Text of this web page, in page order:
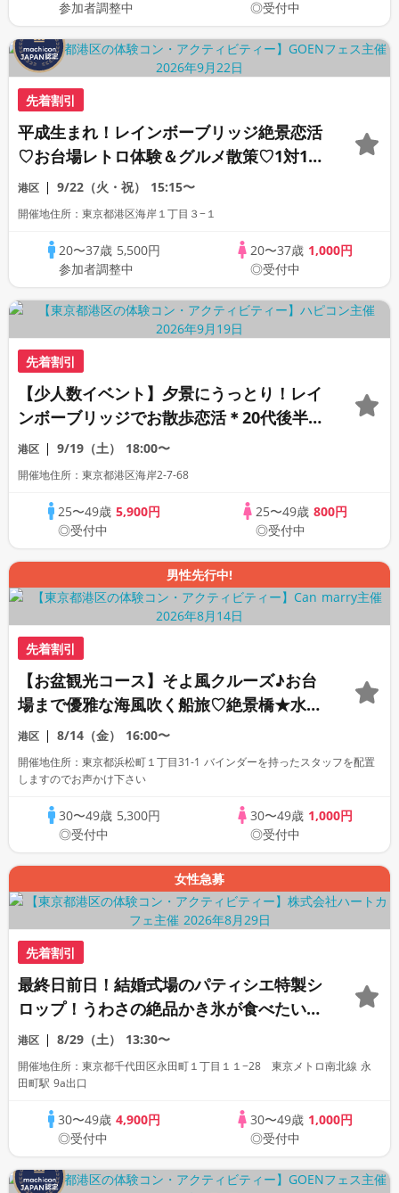
参加者調整中 ◎受付中
先着割引
平成生まれ！レインボーブリッジ絶景恋活
♡お台場レトロ体験＆グルメ散策♡1対1男
女ペアトーク付き★水上バス編※乗船料別
途必要
港区 9/22（火・祝） 15:15〜
開催地住所：東京都港区海岸１丁目３−１
20〜37歳 5,500円
参加者調整中
20〜37歳 1,000円
◎受付中
先着割引
【少人数イベント】夕景にうっとり！レイ
ンボーブリッジでお散歩恋活＊20代後半〜
40代後半＊
港区 9/19（土） 18:00〜
開催地住所：東京都港区海岸2-7-68
25〜49歳5,900円
◎受付中
25〜49歳 800円
◎受付中
男性先行中!
先着割引
【お盆観光コース】そよ風クルーズ♪お台
場まで優雅な海風吹く船旅♡絶景橋★水上
バスクルーズ！絶景水辺のおさんぽ優雅お
さんぽコン♪
港区 8/14（金） 16:00〜
開催地住所：東京都浜松町１丁目31-1 バインダーを持ったスタッフを配置
しますのでお声かけ下さい
30〜49歳 5,300円
◎受付中
30〜49歳 1,000円
◎受付中
女性急募
先着割引
最終日前日！結婚式場のパティシエ特製シ
ロップ！うわさの絶品かき氷が食べたい♡
風鈴回廊と夏の神社巡りコン♪
港区 8/29（土） 13:30〜
開催地住所：東京都千代田区永田町１丁目１１−28 東京メトロ南北線 永
田町駅 9a出口
30〜49歳4,900円
◎受付中
30〜49歳 1,000円
◎受付中